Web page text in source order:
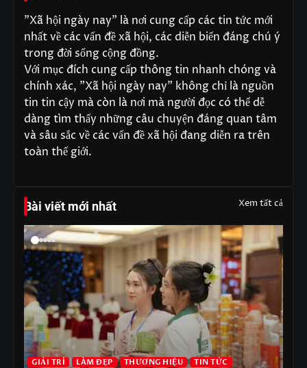
"Xã hội ngày nay" là nơi cung cấp các tin tức mới
nhất về các vấn đề xã hội, các diễn biến đáng chú ý
trong đời sống cộng đồng.
Với mục đích cung cấp thông tin nhanh chóng và
chính xác, "Xã hội ngày nay" không chỉ là nguồn
tin tin cậy mà còn là nơi mà người đọc có thể dễ
dàng tìm thấy những câu chuyện đáng quan tâm
và sâu sắc về các vấn đề xã hội đang diễn ra trên
toàn thế giới.
Bài viết mới nhất Xem tất cả
GIẢI TRÍ LÀM ĐẸP THƯƠNG HIỆU TIN TỨC